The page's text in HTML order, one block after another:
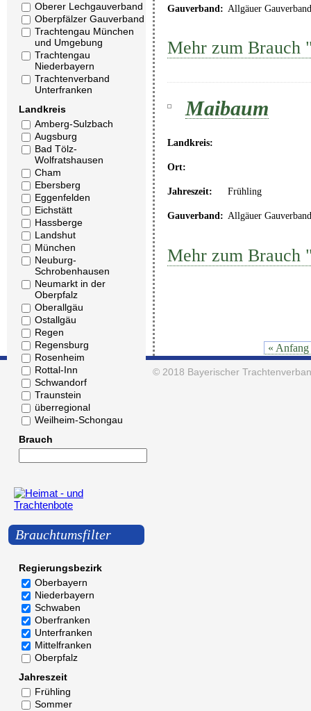
Oberer Lechgauverband
Oberpfälzer Gauverband
Trachtengau München
und Umgebung
Trachtengau
Niederbayern
Trachtenverband
Unterfranken
Landkreis
Amberg-Sulzbach
Augsburg
Bad Tölz-
Wolfratshausen
Cham
Ebersberg
Eggenfelden
Eichstätt
Hassberge
Landshut
München
Neuburg-
Schrobenhausen
Neumarkt in der
Oberpfalz
Oberallgäu
Ostallgäu
Regen
Regensburg
Rosenheim
Rottal-Inn
Schwandorf
Traunstein
überregional
Weilheim-Schongau
Brauch
Brauchtumsfilter
Regierungsbezirk
Oberbayern
Niederbayern
Schwaben
Oberfranken
Unterfranken
Mittelfranken
Oberpfalz
Jahreszeit
Frühling
Sommer
Gauverband: Allgäuer Gauverband
Mehr zum Brauch
Maibaum
Landkreis:
Ort:
Jahreszeit: Frühling
Gauverband: Allgäuer Gauverband
Mehr zum Brauch
« Anfang
© 2018 Bayerischer